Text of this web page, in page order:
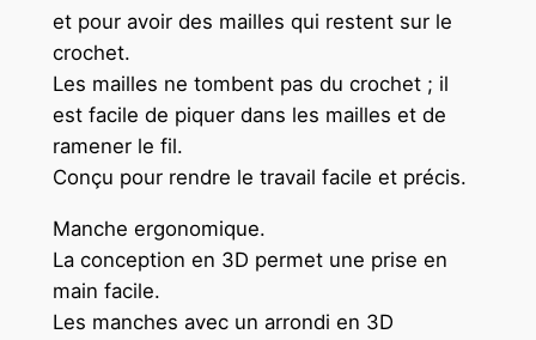
et pour avoir des mailles qui restent sur le
crochet.
Les mailles ne tombent pas du crochet ; il
est facile de piquer dans les mailles et de
ramener le fil.
Conçu pour rendre le travail facile et précis.
Manche ergonomique.
La conception en 3D permet une prise en
main facile.
Les manches avec un arrondi en 3D